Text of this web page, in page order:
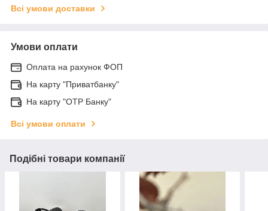
Всі умови доставки
Умови оплати
Оплата на рахунок ФОП
На карту "Приватбанку"
На карту "OTP Банку"
Всі умови оплати
Подібні товари компанії